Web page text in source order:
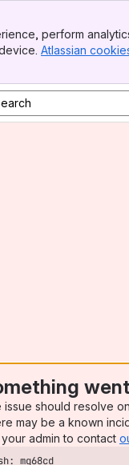
perform
Atlassian
issue should resolve
may be a known
admin to contact